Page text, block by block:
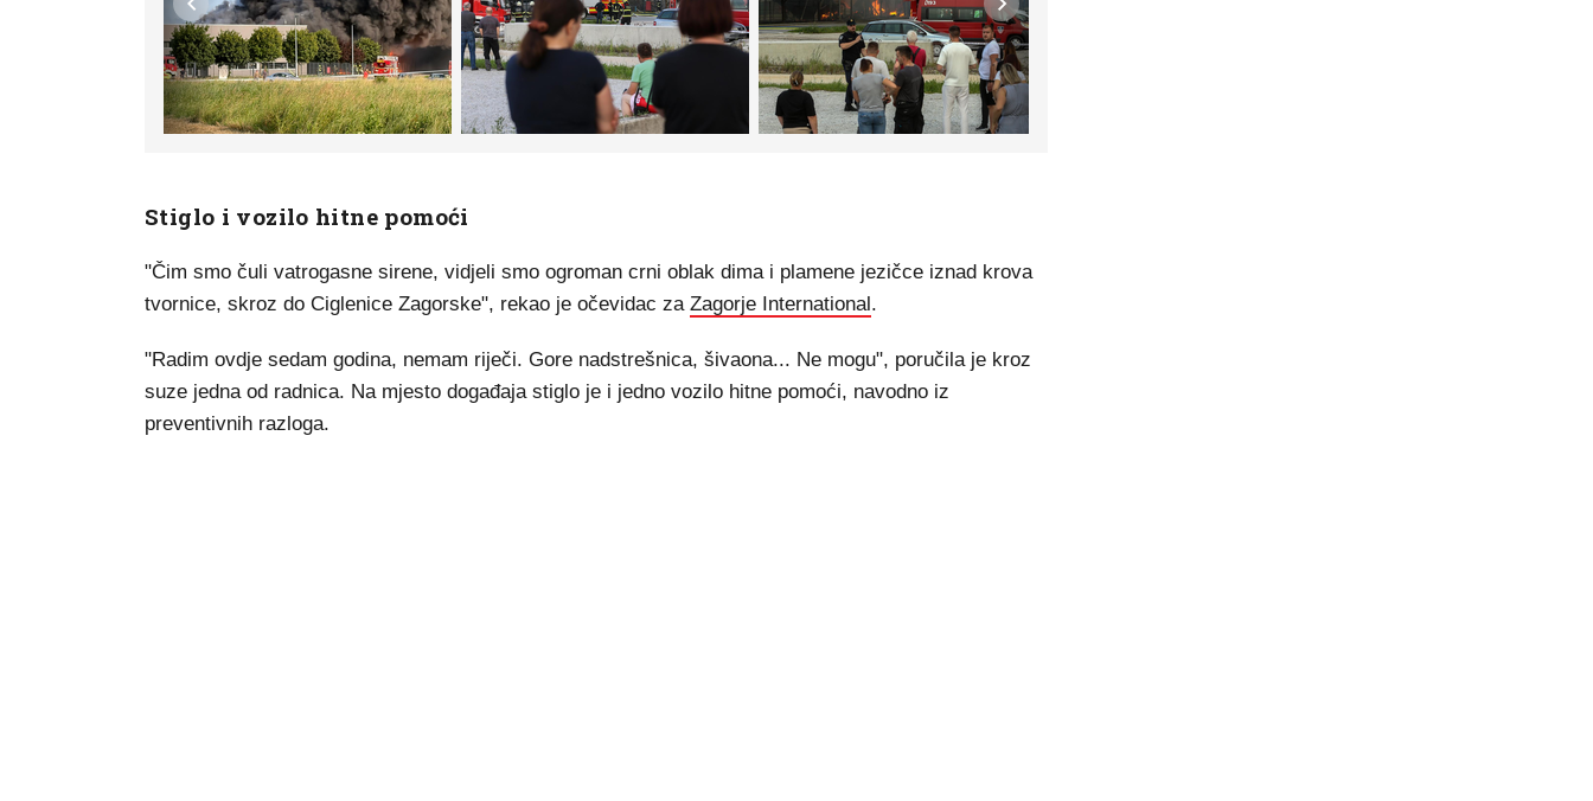
Stiglo i vozilo hitne pomoći
"Čim smo čuli vatrogasne sirene, vidjeli smo ogroman crni oblak dima i plamene jezičce iznad krova
tvornice, skroz do Ciglenice Zagorske", rekao je očevidac za Zagorje International.
"Radim ovdje sedam godina, nemam riječi. Gore nadstrešnica, šivaona... Ne mogu", poručila je kroz
suze jedna od radnica. Na mjesto događaja stiglo je i jedno vozilo hitne pomoći, navodno iz
preventivnih razloga.